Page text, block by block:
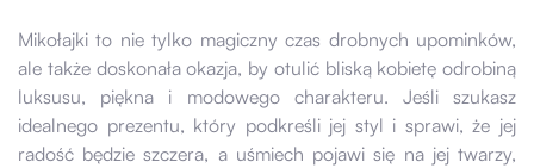
Mikołajki to nie tylko magiczny czas drobnych upominków,
ale także doskonała okazja, by otulić bliską kobietę odrobiną
luksusu, piękna i modowego charakteru. Jeśli szukasz
idealnego prezentu, który podkreśli jej styl i sprawi, że jej
radość będzie szczera, a uśmiech pojawi się na jej twarzy,